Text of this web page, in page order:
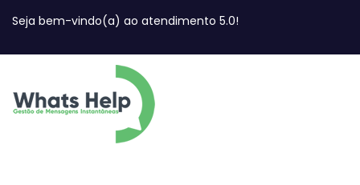
Seja bem-vindo(a) ao atendimento 5.0!